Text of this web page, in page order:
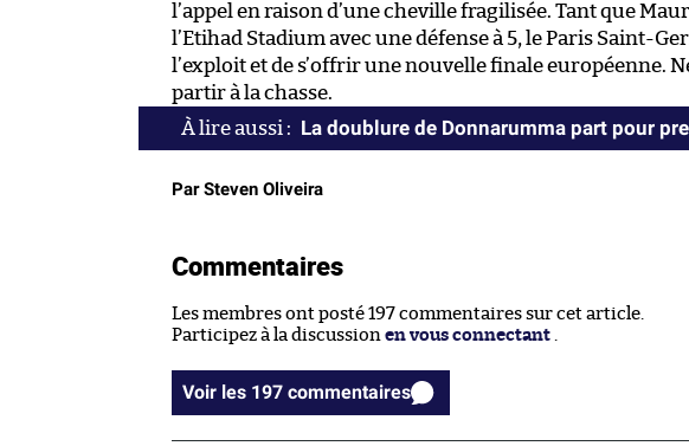
l’appel en raison d’une cheville fragilisée. Tant que
l’Etihad Stadium avec une défense à 5, le Paris Saint-
l’exploit et de s’offrir une nouvelle finale européenne.
partir à la chasse.
La doublure de Donnarumma part pour
Par Steven Oliveira
Commentaires
Les membres ont posté 197 commentaires sur cet article.
Participez à la discussion en vous connectant .
Voir les 197 commentaires